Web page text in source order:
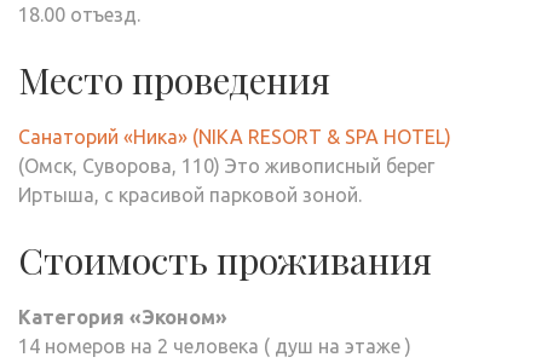
18.00 отъезд.
Место проведения
Санаторий «Ника» (NIKA RESORT & SPA HOTEL)
(Омск, Суворова, 110) Это живописный берег
Иртыша, с красивой парковой зоной.
Стоимость проживания
Категория «Эконом»
14 номеров на 2 человека ( душ на этаже )